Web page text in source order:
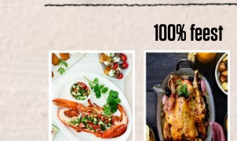
100% feest